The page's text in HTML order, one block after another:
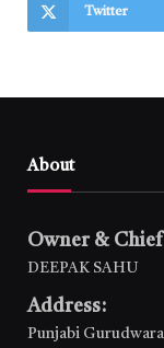
Twitter
About
Owner &
DEEPAK SAHU
Address:
Punjabi